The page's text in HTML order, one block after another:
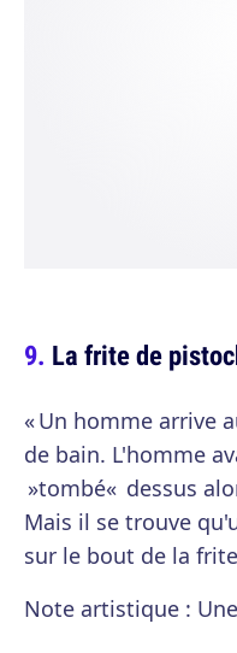
La frite de
« Un homme arrive
de bain. L'homme
»tombé« dessus
Mais il se trouve
sur le bout de la
Note artistique :